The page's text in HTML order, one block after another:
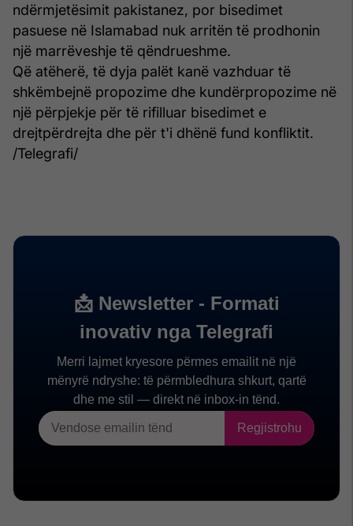
ndërmjetësimit pakistanez, por bisedimet
pasuese në Islamabad nuk arritën të prodhonin
një marrëveshje të qëndrueshme.
Që atëherë, të dyja palët kanë vazhduar të
shkëmbejnë propozime dhe kundërpropozime në
një përpjekje për të rifilluar bisedimet e
drejtpërdrejta dhe për t'i dhënë fund konfliktit.
/Telegrafi/